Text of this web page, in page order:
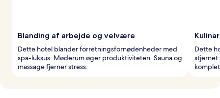
Blanding af arbejde og velvære
Dette hotel blander forretningsfornødenheder med
spa-luksus. Møderum øger produktiviteten. Sauna og
massage fjerner stress.
Dette
stjernet